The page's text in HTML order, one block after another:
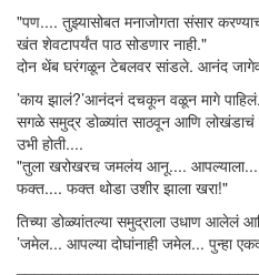
"पण.... तुझ्यासोबत मनाजोगता संसार
खंत शेवटापर्यंत पाठ सोडणार नाही."
दोन थेंब घरंगळून टेबलवर सांडले. आनंद
’काय झालं?’आनंदनं दचकून वळून मागे पाहिलं.
सगळे समुद्र डोळ्यांत साठवून आणि लोखंडाचं
उभी होती....
"तुला खरोखरच जमलंय आनू.... आपल्याला...
फक्त.... फक्त थोडा उशीर झाला खरा!"
तिच्या डोळ्यांतल्या समुद्राला उधाण आलेलं
’जमेल... आपल्या दोघांनाही जमेल... पुन्हा